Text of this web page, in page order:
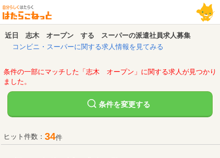
近日 志木 オープン する スーパーの派遣社員求人募集
コンビニ・スーパーに関する求人情報を見てみる
条件の一部にマッチした「志木 オープン」に関する求人が見つかり
ました。
条件を変更する
ヒット件数： 34件